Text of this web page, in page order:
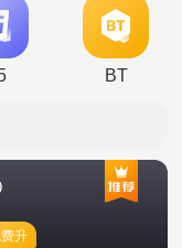
BT
升